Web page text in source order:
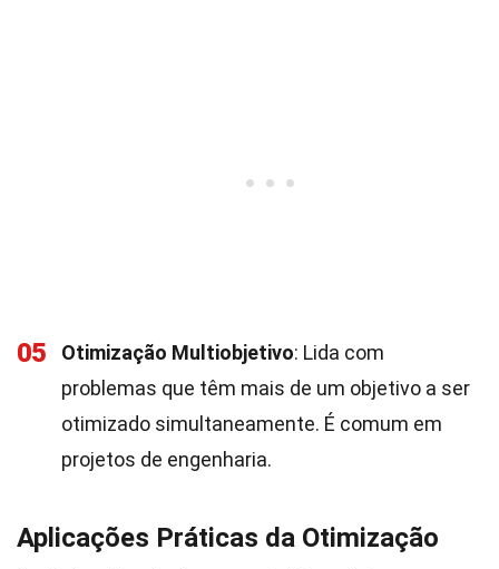
05 Otimização Multiobjetivo: Lida com
problemas que têm mais de um objetivo a ser
otimizado simultaneamente. É comum em
projetos de engenharia.
Aplicações Práticas da Otimização